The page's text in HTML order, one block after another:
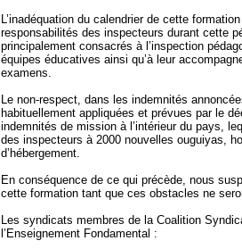
L’inadéquation du calendrier de cette
responsabilités des inspecteurs durant cette
principalement consacrés à l’inspection
équipes éducatives ainsi qu’à leur
examens.
Le non-respect, dans les indemnités
habituellement appliquées et prévues par le
indemnités de mission à l’intérieur du pays,
des inspecteurs à 2000 nouvelles ouguiyas,
d’hébergement.
En conséquence de ce qui précède, nous
cette formation tant que ces obstacles ne
Les syndicats membres de la Coalition
l’Enseignement Fondamental :